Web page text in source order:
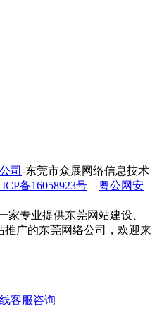
司 -东莞市众展网络信息技术
备16058923号
粤公网安
家专业提供东莞网站建设、
推广的东莞网络公司，欢迎来
咨询